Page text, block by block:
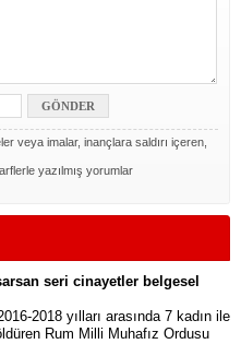
veya imalar, inançlara saldırı içeren,
yazılmış yorumlar
sarsan seri cinayetler belgesel
2018 yılları arasında 7 kadın ile
Rum Milli Muhafız Ordusu